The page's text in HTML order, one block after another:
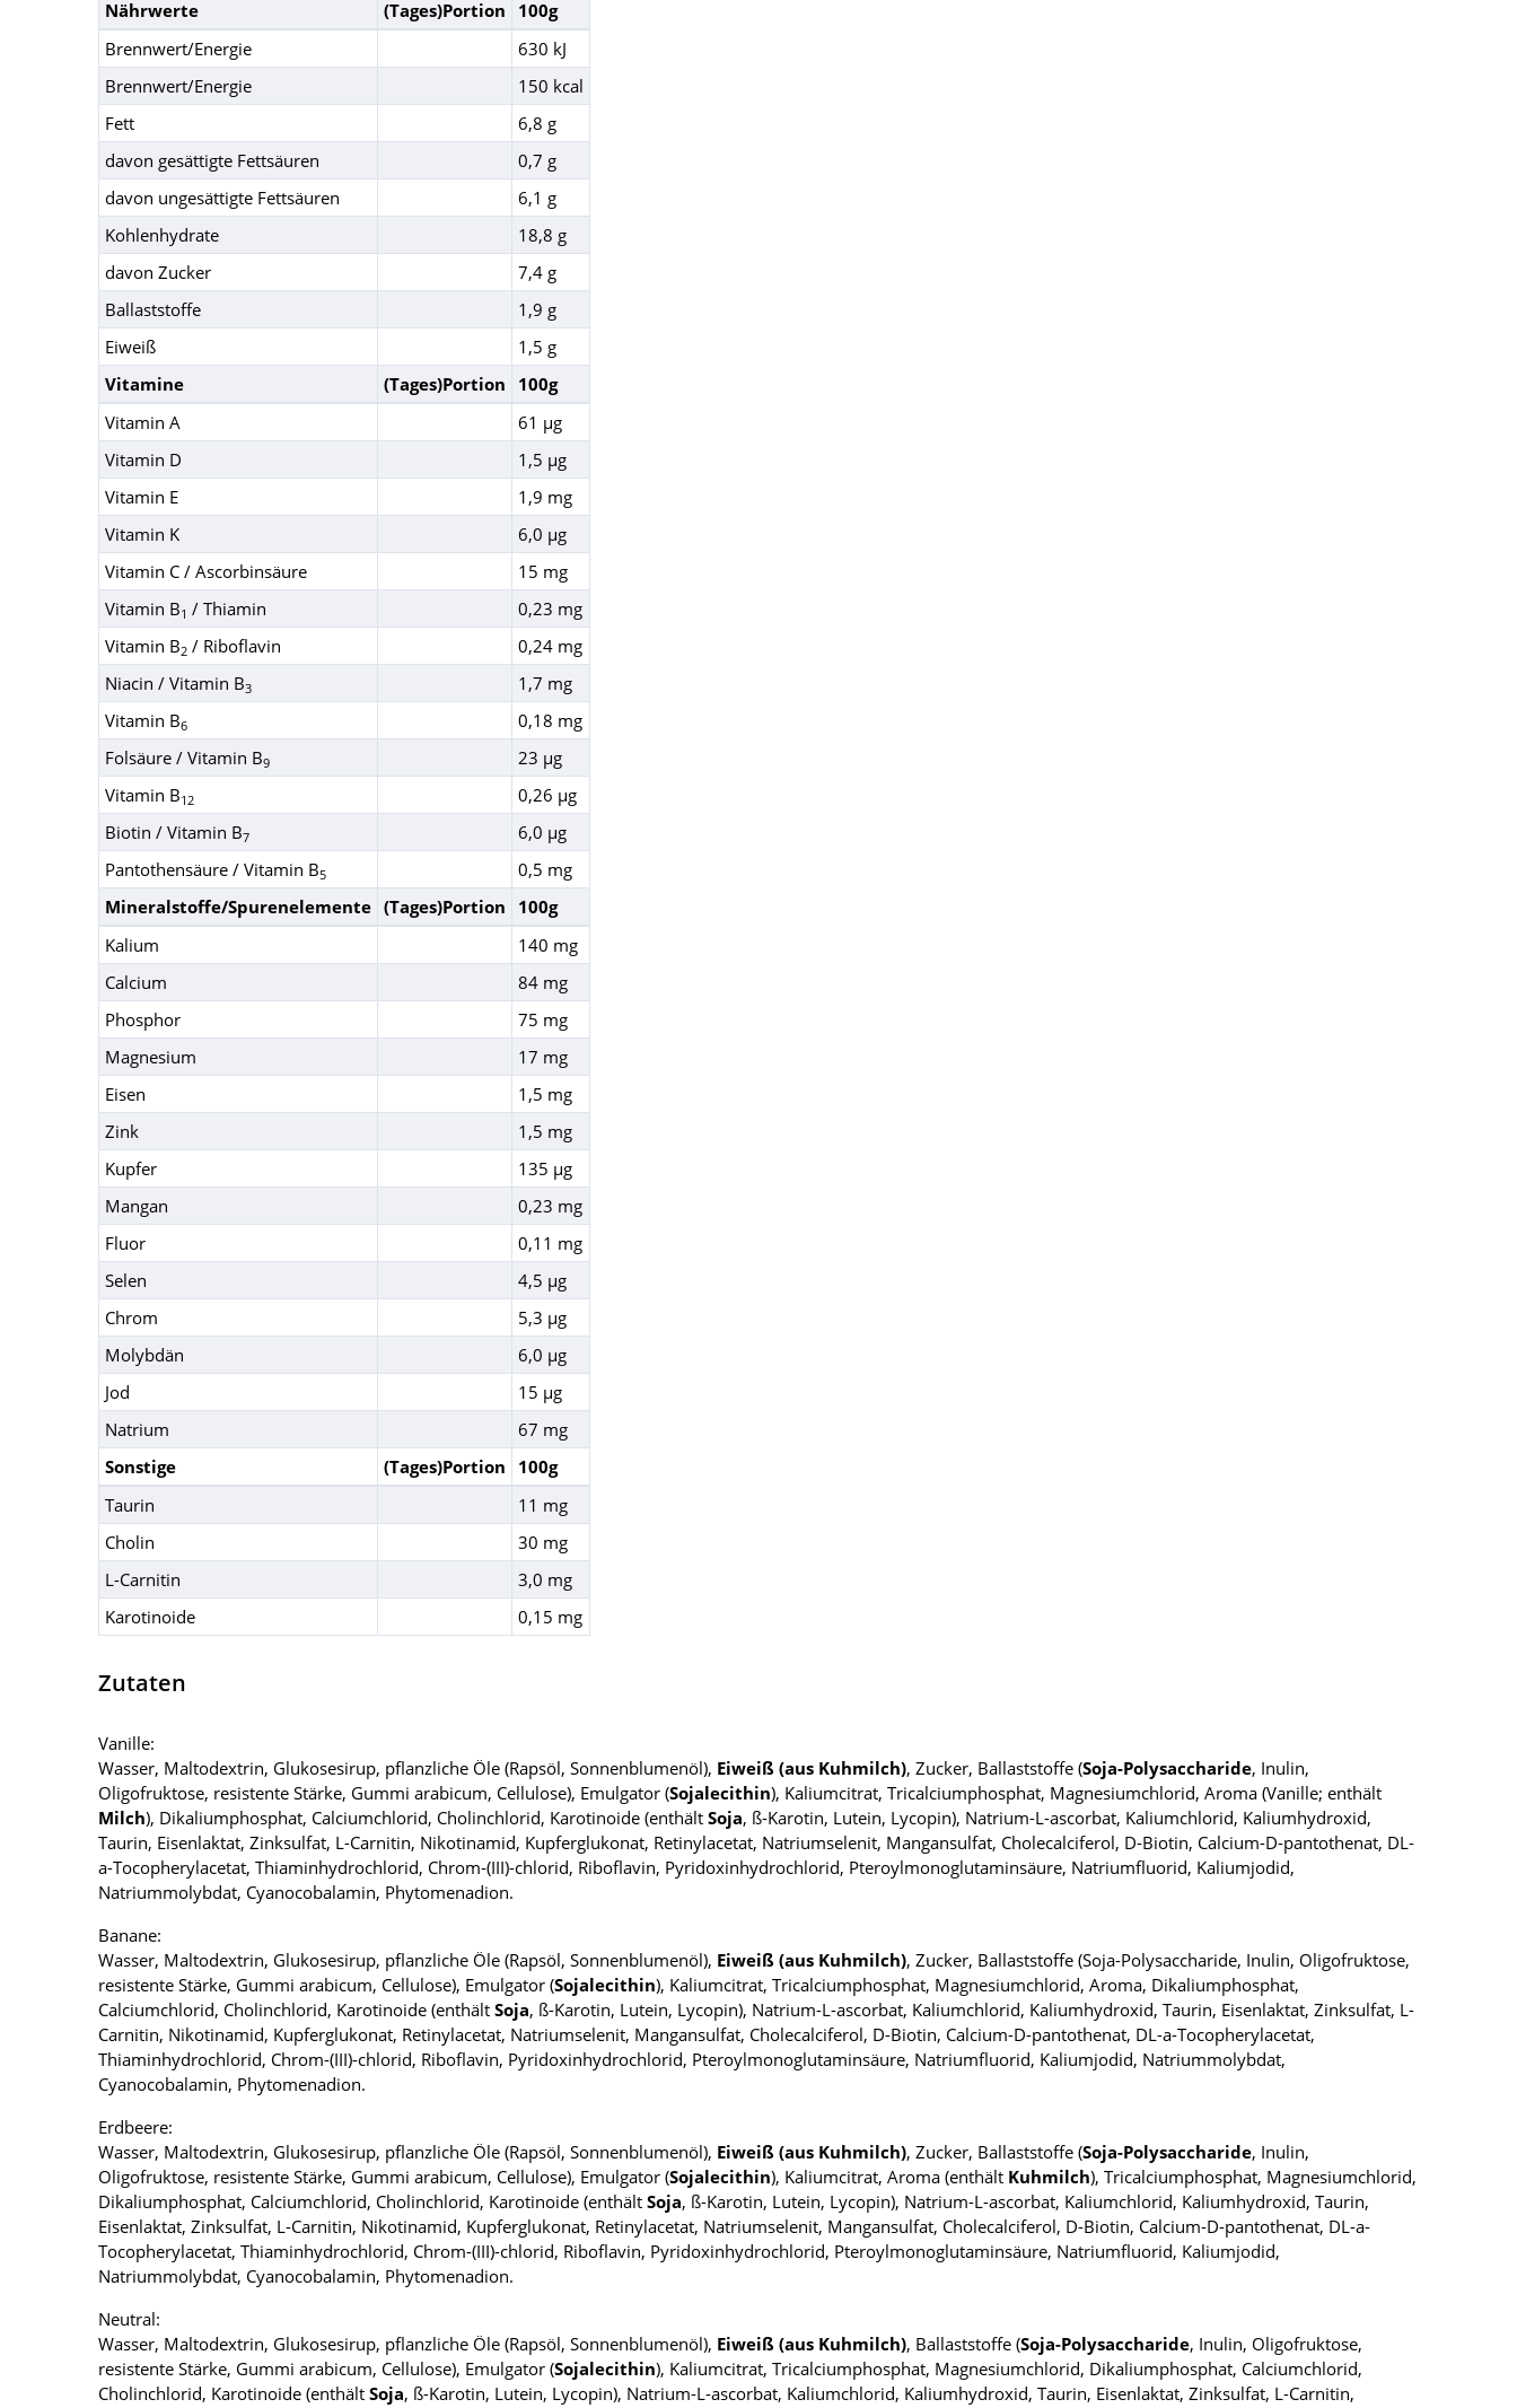
Nährwerte (Tages)Portion
100g
Brennwert/Energie
630 kJ
Brennwert/Energie
150 kcal
Fett
6,8 g
davon gesättigte Fettsäuren
0,7 g
davon ungesättigte Fettsäuren
6,1 g
Kohlenhydrate
18,8 g
davon Zucker
7,4 g
Ballaststoffe
1,9 g
Eiweiß
1,5 g
Vitamine
(Tages)Portion
100g
Vitamin A
61 µg
Vitamin D
1,5 µg
Vitamin E
1,9 mg
Vitamin K
6,0 µg
Vitamin C / Ascorbinsäure
15 mg
Vitamin B1 / Thiamin
0,23 mg
Vitamin B2 / Riboflavin
0,24 mg
Niacin / Vitamin B3
1,7 mg
Vitamin B6
0,18 mg
Folsäure / Vitamin B9
23 µg
Vitamin B12
0,26 µg
Biotin / Vitamin B7
6,0 µg
Pantothensäure / Vitamin B5
0,5 mg
Mineralstoffe/Spurenelemente (Tages)Portion
100g
Kalium
140 mg
Calcium
84 mg
Phosphor
75 mg
Magnesium
17 mg
Eisen
1,5 mg
Zink
1,5 mg
Kupfer
135 µg
Mangan
0,23 mg
Fluor
0,11 mg
Selen
4,5 µg
Chrom
5,3 µg
Molybdän
6,0 µg
Jod
15 µg
Natrium
67 mg
Sonstige
(Tages)Portion
100g
Taurin
11 mg
Cholin
30 mg
L-Carnitin
3,0 mg
Karotinoide
0,15 mg
Zutaten
Vanille:
Wasser, Maltodextrin, Glukosesirup, pflanzliche Öle (Rapsöl, Sonnenblumenöl), Eiweiß (aus Kuhmilch), Zucker, Ballaststoffe (Soja-Polysaccharide, Inulin,
Oligofruktose, resistente Stärke, Gummi arabicum, Cellulose), Emulgator (Sojalecithin), Kaliumcitrat, Tricalciumphosphat, Magnesiumchlorid, Aroma (Vanille; enthält
Milch), Dikaliumphosphat, Calciumchlorid, Cholinchlorid, Karotinoide (enthält Soja, ß-Karotin, Lutein, Lycopin), Natrium-L-ascorbat, Kaliumchlorid, Kaliumhydroxid,
Taurin, Eisenlaktat, Zinksulfat, L-Carnitin, Nikotinamid, Kupferglukonat, Retinylacetat, Natriumselenit, Mangansulfat, Cholecalciferol, D-Biotin, Calcium-D-pantothenat, DL-
a-Tocopherylacetat, Thiaminhydrochlorid, Chrom-(III)-chlorid, Riboflavin, Pyridoxinhydrochlorid, Pteroylmonoglutaminsäure, Natriumfluorid, Kaliumjodid,
Natriummolybdat, Cyanocobalamin, Phytomenadion.
Banane:
Wasser, Maltodextrin, Glukosesirup, pflanzliche Öle (Rapsöl, Sonnenblumenöl), Eiweiß (aus Kuhmilch), Zucker, Ballaststoffe (Soja-Polysaccharide, Inulin, Oligofruktose,
resistente Stärke, Gummi arabicum, Cellulose), Emulgator (Sojalecithin), Kaliumcitrat, Tricalciumphosphat, Magnesiumchlorid, Aroma, Dikaliumphosphat,
Calciumchlorid, Cholinchlorid, Karotinoide (enthält Soja, ß-Karotin, Lutein, Lycopin), Natrium-L-ascorbat, Kaliumchlorid, Kaliumhydroxid, Taurin, Eisenlaktat, Zinksulfat, L-
Carnitin, Nikotinamid, Kupferglukonat, Retinylacetat, Natriumselenit, Mangansulfat, Cholecalciferol, D-Biotin, Calcium-D-pantothenat, DL-a-Tocopherylacetat,
Thiaminhydrochlorid, Chrom-(III)-chlorid, Riboflavin, Pyridoxinhydrochlorid, Pteroylmonoglutaminsäure, Natriumfluorid, Kaliumjodid, Natriummolybdat,
Cyanocobalamin, Phytomenadion.
Erdbeere:
Wasser, Maltodextrin, Glukosesirup, pflanzliche Öle (Rapsöl, Sonnenblumenöl), Eiweiß (aus Kuhmilch), Zucker, Ballaststoffe (Soja-Polysaccharide, Inulin,
Oligofruktose, resistente Stärke, Gummi arabicum, Cellulose), Emulgator (Sojalecithin), Kaliumcitrat, Aroma (enthält Kuhmilch), Tricalciumphosphat, Magnesiumchlorid,
Dikaliumphosphat, Calciumchlorid, Cholinchlorid, Karotinoide (enthält Soja, ß-Karotin, Lutein, Lycopin), Natrium-L-ascorbat, Kaliumchlorid, Kaliumhydroxid, Taurin,
Eisenlaktat, Zinksulfat, L-Carnitin, Nikotinamid, Kupferglukonat, Retinylacetat, Natriumselenit, Mangansulfat, Cholecalciferol, D-Biotin, Calcium-D-pantothenat, DL-a-
Tocopherylacetat, Thiaminhydrochlorid, Chrom-(III)-chlorid, Riboflavin, Pyridoxinhydrochlorid, Pteroylmonoglutaminsäure, Natriumfluorid, Kaliumjodid,
Natriummolybdat, Cyanocobalamin, Phytomenadion.
Neutral:
Wasser, Maltodextrin, Glukosesirup, pflanzliche Öle (Rapsöl, Sonnenblumenöl), Eiweiß (aus Kuhmilch), Ballaststoffe (Soja-Polysaccharide, Inulin, Oligofruktose,
resistente Stärke, Gummi arabicum, Cellulose), Emulgator (Sojalecithin), Kaliumcitrat, Tricalciumphosphat, Magnesiumchlorid, Dikaliumphosphat, Calciumchlorid,
Cholinchlorid, Karotinoide (enthält Soja, ß-Karotin, Lutein, Lycopin), Natrium-L-ascorbat, Kaliumchlorid, Kaliumhydroxid, Taurin, Eisenlaktat, Zinksulfat, L-Carnitin,